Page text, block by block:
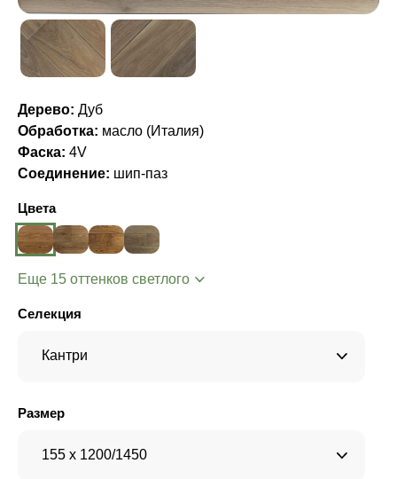
Дерево: Дуб
Обработка: масло (Италия)
Фаска: 4V
Соединение: шип-паз
Цвета
Еще 15 оттенков светлого
Селекция
Кантри
Размер
155 x 1200/1450